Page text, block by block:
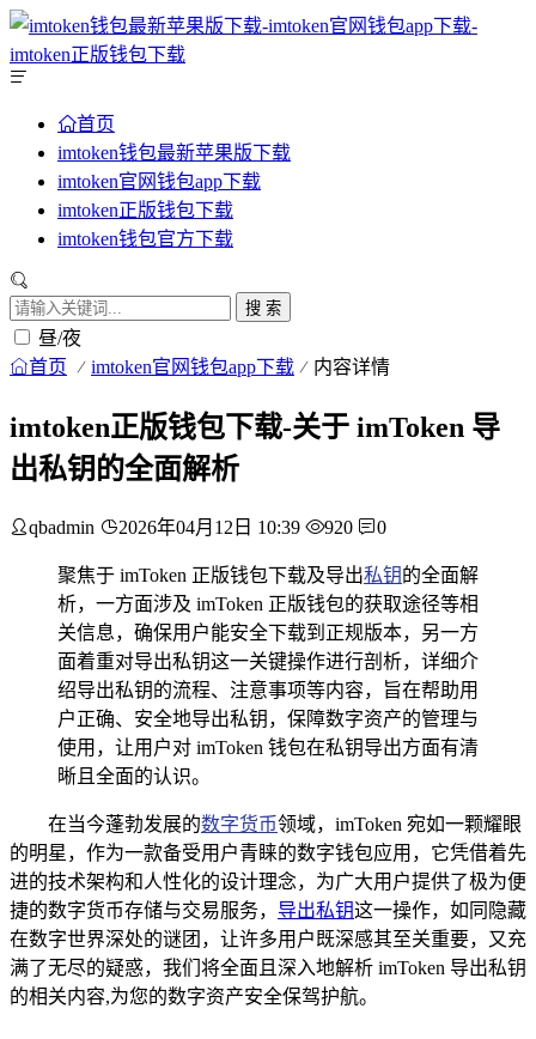
首页
imtoken钱包最新苹果版下载
imtoken官网钱包app下载
imtoken正版钱包下载
imtoken钱包官方下载
搜 索
昼/夜
首页 imtoken官网钱包app下载 内容详情
imtoken正版钱包下载-关于 imToken 导
出私钥的全面解析
qbadmin 2026年04月12日 10:39 920 0
聚焦于 imToken 正版钱包下载及导出私钥的全面解
析，一方面涉及 imToken 正版钱包的获取途径等相
关信息，确保用户能安全下载到正规版本，另一方
面着重对导出私钥这一关键操作进行剖析，详细介
绍导出私钥的流程、注意事项等内容，旨在帮助用
户正确、安全地导出私钥，保障数字资产的管理与
使用，让用户对 imToken 钱包在私钥导出方面有清
晰且全面的认识。
在当今蓬勃发展的数字货币领域，imToken 宛如一颗耀眼
的明星，作为一款备受用户青睐的数字钱包应用，它凭借着先
进的技术架构和人性化的设计理念，为广大用户提供了极为便
捷的数字货币存储与交易服务， 导出私钥这一操作，如同隐藏
在数字世界深处的谜团，让许多用户既深感其至关重要，又充
满了无尽的疑惑，我们将全面且深入地解析 imToken 导出私钥
的相关内容,为您的数字资产安全保驾护航。